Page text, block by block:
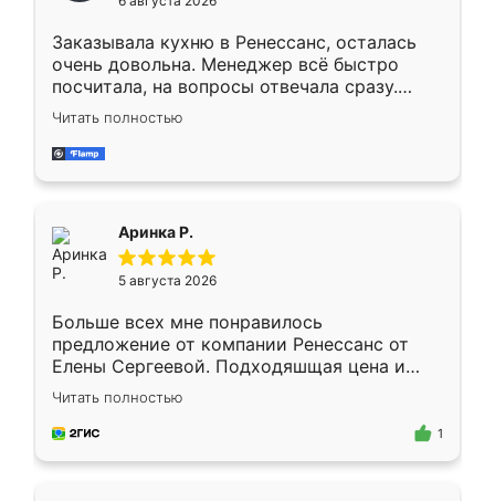
мебели буду заказывать только здесь.
Заказывала кухню в Ренессанс, осталась
очень довольна. Менеджер всё быстро
посчитала, на вопросы отвечала сразу.
Замерщик приехал в субботу, подошёл к
делу со всей ответственностью. Собрали
за день, ребята работали аккуратно, даже
Читать полностью
Аринка Р.
5 августа 2026
Больше всех мне понравилось
предложение от компании Ренессанс от
Елены Сергеевой. Подходяшщая цена и
короткие сроки изготовления. Приехавший
для замера сотрудник Владислав
предложил по моему эскизу самый
Читать полностью
1